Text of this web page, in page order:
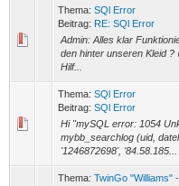
Thema: SQl Error
Beitrag: RE: SQl Error
Admin: Alles klar
den hinter unseren Kleid
Hilf...
Thema: SQl Error
Beitrag: SQl Error
Hi "mySQL error: 1054
mybb_searchlog (uid,
'1246872698', '84.58.185...
Thema: TwinGo "Williams"